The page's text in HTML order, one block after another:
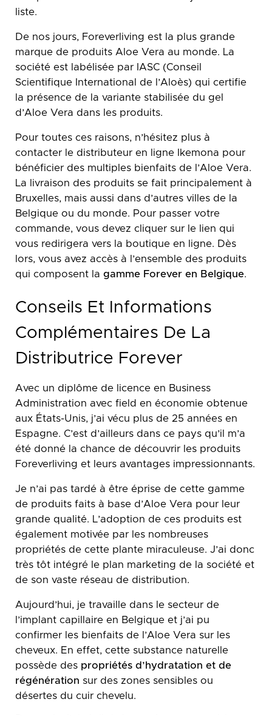
liste.
De nos jours, Foreverliving est la plus grande
marque de produits Aloe Vera au monde. La
société est labélisée par IASC (Conseil
Scientifique International de l’Aloès) qui certifie
la présence de la variante stabilisée du gel
d’Aloe Vera dans les produits.
Pour toutes ces raisons, n’hésitez plus à
contacter le distributeur en ligne Ikemona pour
bénéficier des multiples bienfaits de l’Aloe Vera.
La livraison des produits se fait principalement à
Bruxelles, mais aussi dans d’autres villes de la
Belgique ou du monde. Pour passer votre
commande, vous devez cliquer sur le lien qui
vous redirigera vers la boutique en ligne. Dès
lors, vous avez accès à l’ensemble des produits
qui composent la gamme Forever en Belgique.
Conseils Et Informations
Complémentaires De La
Distributrice Forever
Avec un diplôme de licence en Business
Administration avec field en économie obtenue
aux États-Unis, j’ai vécu plus de 25 années en
Espagne. C’est d’ailleurs dans ce pays qu’il m’a
été donné la chance de découvrir les produits
Foreverliving et leurs avantages impressionnants.
Je n’ai pas tardé à être éprise de cette gamme
de produits faits à base d’Aloe Vera pour leur
grande qualité. L’adoption de ces produits est
également motivée par les nombreuses
propriétés de cette plante miraculeuse. J’ai donc
très tôt intégré le plan marketing de la société et
de son vaste réseau de distribution.
Aujourd’hui, je travaille dans le secteur de
l’implant capillaire en Belgique et j’ai pu
confirmer les bienfaits de l’Aloe Vera sur les
cheveux. En effet, cette substance naturelle
possède des propriétés d’hydratation et de
régénération sur des zones sensibles ou
désertes du cuir chevelu.